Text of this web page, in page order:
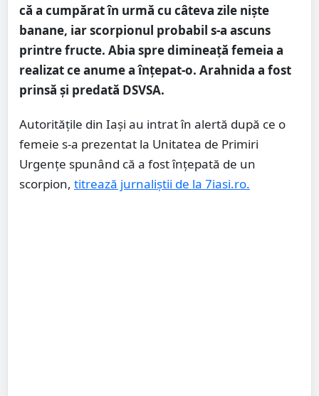
că a cumpărat în urmă cu câteva zile niște
banane, iar scorpionul probabil s-a ascuns
printre fructe. Abia spre dimineață femeia a
realizat ce anume a înțepat-o. Arahnida a fost
prinsă și predată DSVSA.
Autoritățile din Iași au intrat în alertă după ce o
femeie s-a prezentat la Unitatea de Primiri
Urgențe spunând că a fost înțepată de un
scorpion, titrează jurnaliștii de la 7iasi.ro.